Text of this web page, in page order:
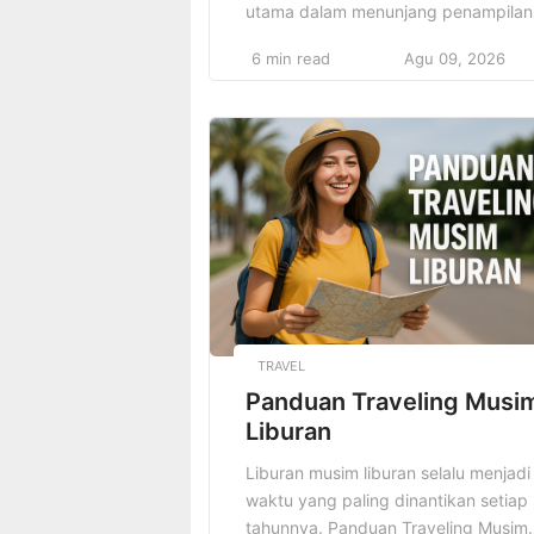
utama dalam menunjang penampilan
selalu berhasil menjadi favorit banyak
kenyamanan maksimal sekaligus
memberikan kesan stylish yang
effortless tanpa terlihat berlebihan
atau norak. Pria masa kini semakin
sering mencari dan memilih busana
yang tidak hanya […]
6 min read Agu 09, 2026
TRAVEL
Panduan Traveling
Liburan
Liburan musim liburan selalu menjadi
waktu yang paling dinantikan setiap
tahunnya. Panduan Traveling Musim